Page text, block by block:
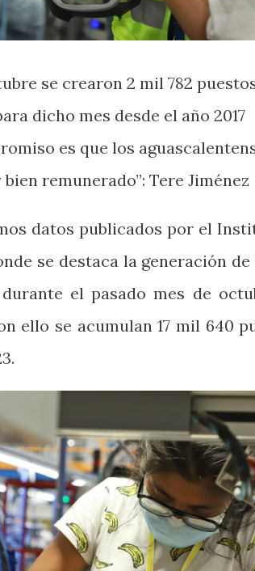
se crearon 2 mil 782
dicho mes desde el año 2017
es que los
remunerado”: Tere Jiménez
datos publicados por el
se destaca la generación
el pasado mes de
ello se acumulan 17 mil 640